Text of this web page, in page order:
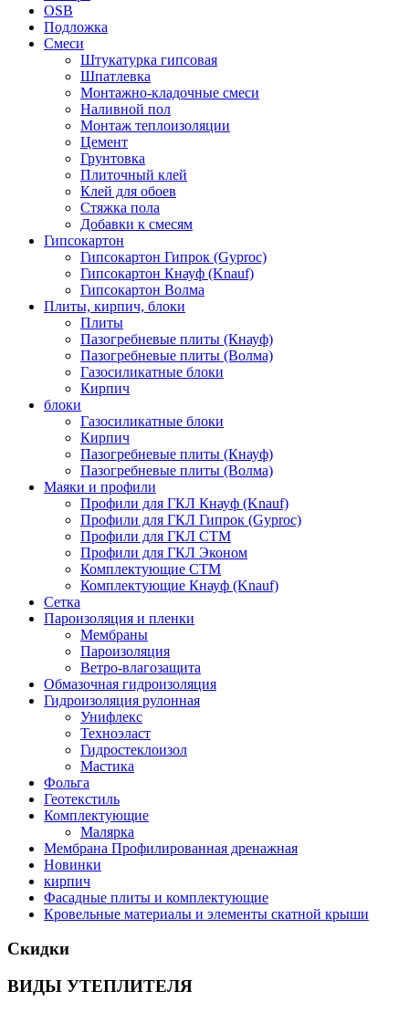
OSB
Подложка
Смеси
Штукатурка гипсовая
Шпатлевка
Монтажно-кладочные смеси
Наливной пол
Монтаж теплоизоляции
Цемент
Грунтовка
Плиточный клей
Клей для обоев
Стяжка пола
Добавки к смесям
Гипсокартон
Гипсокартон Гипрок (Gyproc)
Гипсокартон Кнауф (Knauf)
Гипсокартон Волма
Плиты, кирпич, блоки
Плиты
Пазогребневые плиты (Кнауф)
Пазогребневые плиты (Волма)
Газосиликатные блоки
Кирпич
блоки
Газосиликатные блоки
Кирпич
Пазогребневые плиты (Кнауф)
Пазогребневые плиты (Волма)
Маяки и профили
Профили для ГКЛ Кнауф (Knauf)
Профили для ГКЛ Гипрок (Gyproc)
Профили для ГКЛ СТМ
Профили для ГКЛ Эконом
Комплектующие СТМ
Комплектующие Кнауф (Knauf)
Сетка
Пароизоляция и пленки
Мембраны
Пароизоляция
Ветро-влагозащита
Обмазочная гидроизоляция
Гидроизоляция рулонная
Унифлекс
Техноэласт
Гидростеклоизол
Мастика
Фольга
Геотекстиль
Комплектующие
Малярка
Мембрана Профилированная дренажная
Новинки
кирпич
Фасадные плиты и комплектующие
Кровельные материалы и элементы скатной крыши
Скидки
ВИДЫ УТЕПЛИТЕЛЯ